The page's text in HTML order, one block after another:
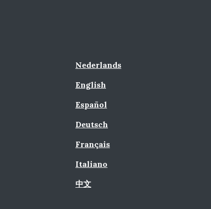
Nederlands
English
Español
Deutsch
Français
Italiano
中文